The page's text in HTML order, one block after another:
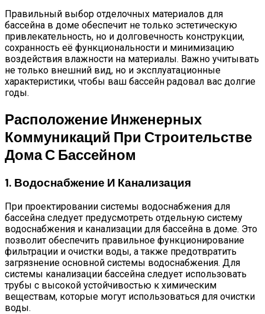
Правильный выбор отделочных материалов для
бассейна в доме обеспечит не только эстетическую
привлекательность, но и долговечность конструкции,
сохранность её функциональности и минимизацию
воздействия влажности на материалы. Важно учитывать
не только внешний вид, но и эксплуатационные
характеристики, чтобы ваш бассейн радовал вас долгие
годы.
Расположение Инженерных
Коммуникаций При Строительстве
Дома С Бассейном
1. Водоснабжение И Канализация
При проектировании системы водоснабжения для
бассейна следует предусмотреть отдельную систему
водоснабжения и канализации для бассейна в доме. Это
позволит обеспечить правильное функционирование
фильтрации и очистки воды, а также предотвратить
загрязнение основной системы водоснабжения. Для
системы канализации бассейна следует использовать
трубы с высокой устойчивостью к химическим
веществам, которые могут использоваться для очистки
воды.